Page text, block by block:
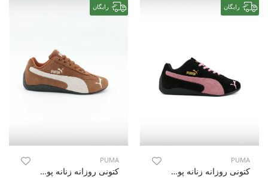
رایگان
PUMA
کتونی روزانه زنانه پوما Speedcat OG W
رایگان
PUMA
کتونی روزانه زنانه پوما Speedcat OG W